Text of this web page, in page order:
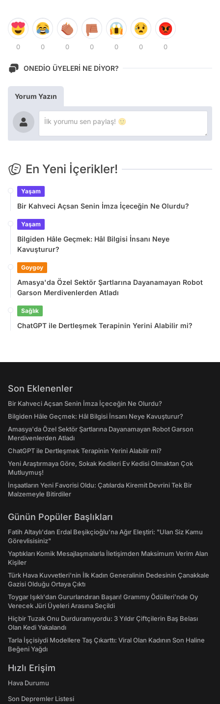
0 0 0 0 0 0 0
ONEDİO ÜYELERİ NE DİYOR?
Yorum Yazın
En Yeni İçerikler!
Yaşam
Bir Kahveci Açsan Senin İmza İçeceğin Ne Olurdu?
Yaşam
Bilgiden Hâle Geçmek: Hâl Bilgisi İnsanı Neye
Kavuşturur?
Goygoy
Amasya'da Özel Sektör Şartlarına Dayanamayan Robot
Garson Merdivenlerden Atladı
Sağlık
ChatGPT ile Dertleşmek Terapinin Yerini Alabilir mi?
Son Eklenenler
Bir Kahveci Açsan Senin İmza İçeceğin Ne Olurdu?
Bilgiden Hâle Geçmek: Hâl Bilgisi İnsanı Neye Kavuşturur?
Amasya'da Özel Sektör Şartlarına Dayanamayan Robot Garson
Merdivenlerden Atladı
ChatGPT ile Dertleşmek Terapinin Yerini Alabilir mi?
Yeni Araştırmaya Göre, Sokak Kedileri Ev Kedisi Olmaktan Çok
Mutluymuş!
İnşaatların Yeni Favorisi Oldu: Çatılarda Kiremit Devrini Tek Bir
Malzemeyle Bitirdiler
Günün Popüler Başlıkları
Fatih Altaylı'dan Erdal Beşikçioğlu'na Ağır Eleştiri: "Ulan Siz Kamu
Görevlisisiniz"
Yaptıkları Komik Mesajlaşmalarla İletişimden Maksimum Verim Alan
Kişiler
Türk Hava Kuvvetleri'nin İlk Kadın Generalinin Dedesinin Çanakkale
Gazisi Olduğu Ortaya Çıktı
Toygar Işıklı'dan Gururlandıran Başarı! Grammy Ödülleri'nde Oy
Verecek Jüri Üyeleri Arasına Seçildi
Hiçbir Tuzak Onu Durduramıyordu: 3 Yıldır Çiftçilerin Baş Belası
Olan Kedi Yakalandı
Tarla İşçisiydi Modellere Taş Çıkarttı: Viral Olan Kadının Son Haline
Beğeni Yağdı
Hızlı Erişim
Hava Durumu
Son Depremler Listesi